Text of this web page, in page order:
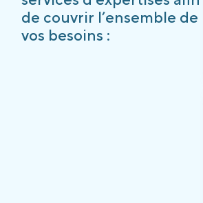
de couvrir l’ensemble de
vos besoins :